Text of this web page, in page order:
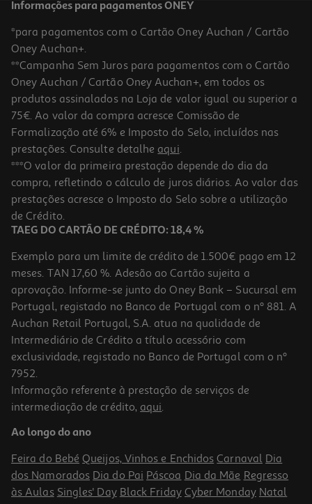
4.8
Champagne Vranken Demoiselle Brut 0.75l
61.32 €/Lt
45,99 €
Champagne Deutz Classic Brut 0.75l
66.65 €/Lt
49,99 €
Informações para pagamentos ONEY
*para pagamentos com o Cartão Oney Auchan / Cartão
Oney Auchan+.
**Campanha Sem Juros para pagamentos com o Cartão
Oney Auchan / Cartão Oney Auchan+, em todos os
produtos assinalados na Loja de valor igual ou superior a
75€. Ao valor da compra acresce Comissão de
Formalização até 6% e Imposto do Selo, incluídos nas
prestações. Consulte detalhe aqui.
***O valor da primeira prestação depende do dia da
compra, refletindo o cálculo de juros diários. Ao valor das
prestações acresce o Imposto do Selo sobre a utilização
de Crédito.
TAEG DO CARTÃO DE CRÉDITO: 18,4 %
Exemplo para um limite de crédito de 1.500€ pago em 12
meses. TAN 17,60 %. Adesão ao Cartão sujeita a
aprovação. Informe-se junto do Oney Bank – Sucursal em
Portugal, registado no Banco de Portugal com o nº 881. A
Auchan Retail Portugal, S.A. atua na qualidade de
Intermediário de Crédito a título acessório com
exclusividade, registado no Banco de Portugal com o nº
7952.
Informação referente à prestação de serviços de
intermediação de crédito, aqui.
Ao longo do ano
Feira do Bebé Queijos, Vinhos e Enchidos Carnaval Dia
dos Namorados Dia do Pai Páscoa Dia da Mãe Regresso
às Aulas Singles' Day Black Friday Cyber Monday Natal